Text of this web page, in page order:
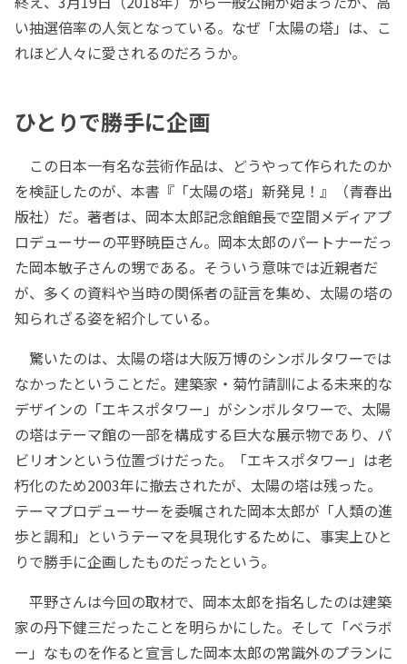
い抽選倍率の人気となっている。なぜ「太陽の塔」は、こ
れほど人々に愛されるのだろうか。
ひとりで勝手に企画
この日本一有名な芸術作品は、どうやって作られたのか
を検証したのが、本書『「太陽の塔」新発見！』（青春出
版社）だ。著者は、岡本太郎記念館館長で空間メディアプ
ロデューサーの平野暁臣さん。岡本太郎のパートナーだっ
た岡本敏子さんの甥である。そういう意味では近親者だ
が、多くの資料や当時の関係者の証言を集め、太陽の塔の
知られざる姿を紹介している。
驚いたのは、太陽の塔は大阪万博のシンボルタワーでは
なかったということだ。建築家・菊竹請訓による未来的な
デザインの「エキスポタワー」がシンボルタワーで、太陽
の塔はテーマ館の一部を構成する巨大な展示物であり、パ
ビリオンという位置づけだった。「エキスポタワー」は老
朽化のため2003年に撤去されたが、太陽の塔は残った。
テーマプロデューサーを委嘱された岡本太郎が「人類の進
歩と調和」というテーマを具現化するために、事実上ひと
りで勝手に企画したものだったという。
平野さんは今回の取材で、岡本太郎を指名したのは建築
家の丹下健三だったことを明らかにした。そして「ベラボ
ー」なものを作ると宣言した岡本太郎の常識外のプランに